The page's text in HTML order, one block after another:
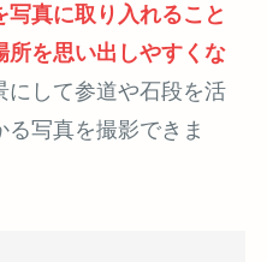
真に取り入れること
所を思い出しやすくな
にして参道や石段を活
写真を撮影できま